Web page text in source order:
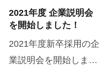
目的としています。
【1日目】 まずは取締
役から、最新の技術や
動向など、解説してい
後は、毎年内定者を交
えた交流会が行われて
いましたが、ここ数年
コロナの影響でリモー
2021年度 企業説明会
を開始しました！
2021年度新卒採用の企
業説明会を開始しまし